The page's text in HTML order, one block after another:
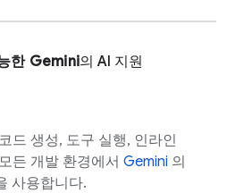
한 Gemini의 AI 지원
드 생성, 도구 실행, 인라인
든 개발 환경에서 Gemini 의
사용합니다.